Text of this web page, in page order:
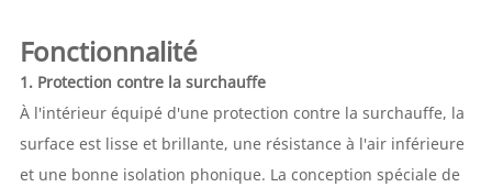
Fonctionnalité
1. Protection contre la surchauffe
À l'intérieur équipé d'une protection contre la surchauffe, la
surface est lisse et brillante, une résistance à l'air inférieure
et une bonne isolation phonique. La conception spéciale de